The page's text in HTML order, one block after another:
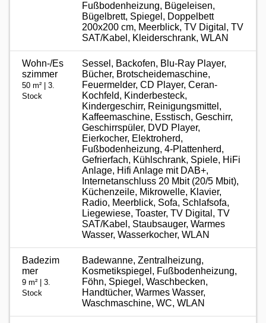
Fußbodenheizung, Bügeleisen,
Bügelbrett, Spiegel, Doppelbett
200x200 cm, Meerblick, TV Digital, TV
SAT/Kabel, Kleiderschrank, WLAN
Wohn-/Es
szimmer
50 m² | 3.
Stock
Sessel, Backofen, Blu-Ray Player,
Bücher, Brotscheidemaschine,
Feuermelder, CD Player, Ceran-
Kochfeld, Kinderbesteck,
Kindergeschirr, Reinigungsmittel,
Kaffeemaschine, Esstisch, Geschirr,
Geschirrspüler, DVD Player,
Eierkocher, Elektroherd,
Fußbodenheizung, 4-Plattenherd,
Gefrierfach, Kühlschrank, Spiele, HiFi
Anlage, Hifi Anlage mit DAB+,
Internetanschluss 20 Mbit (20/5 Mbit),
Küchenzeile, Mikrowelle, Klavier,
Radio, Meerblick, Sofa, Schlafsofa,
Liegewiese, Toaster, TV Digital, TV
SAT/Kabel, Staubsauger, Warmes
Wasser, Wasserkocher, WLAN
Badezim
mer
9 m² | 3.
Stock
Badewanne, Zentralheizung,
Kosmetikspiegel, Fußbodenheizung,
Föhn, Spiegel, Waschbecken,
Handtücher, Warmes Wasser,
Waschmaschine, WC, WLAN